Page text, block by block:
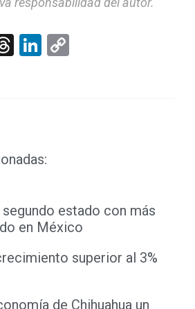
Threads
LinkedIn
segundo estado con más
en México
superior al 3%
de Chihuahua un